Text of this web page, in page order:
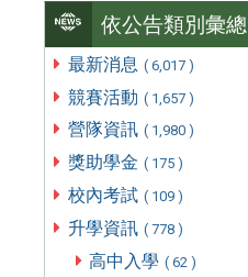
依公告類別彙總
最新消息 ( 6,017 )
競賽活動 ( 1,657 )
營隊資訊 ( 1,980 )
獎助學金 ( 175 )
校內考試 ( 109 )
升學資訊 ( 778 )
高中入學 ( 62 )